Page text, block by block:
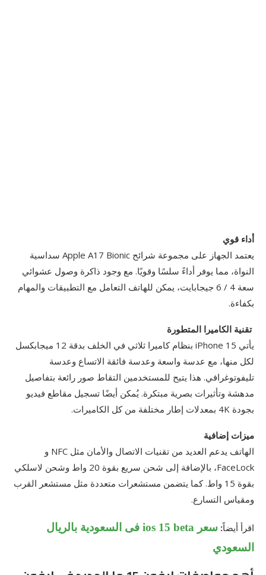
أداء قوي
يعتمد الجهاز على مجموعة شرائح Apple A17 Bionic سداسية
النواة، مما يوفر أداءً سلسًا وقويًا. مع وجود ذاكرة وصول عشوائي
سعة 4 / 6 جيجابايت، يمكن للهاتف التعامل مع التطبيقات والمهام
بكفاءة.
تقنية الكاميرا المتطورة
يأتي iPhone 15 بنظام كاميرا ثلاثي في الخلف بدقة 12 ميجابكسل
لكل منها، مع عدسة واسعة وعدسة فائقة الاتساع وعدسة
تليفوتوغرافي. هذا يتيح للمستخدمين التقاط صور رائعة بتفاصيل
مدهشة وتأثيرات بصرية مبتكرة. يُمكن أيضًا تسجيل مقاطع فيديو
بجودة 4K بمعدلات إطار مختلفة من كل الكاميرات.
ميزات إضافية
الهاتف يدعم العديد من تقنيات الاتصال والأمان مثل NFC و
FaceLock، بالإضافة إلى شحن سريع بقوة 20 واط وشحن لاسلكي
بقوة 15 واط. كما يتضمن مستشعرات متعددة مثل مستشعر القرب
ومقياس التسارع.
اقرأ أيضاً:
سعر ios 15 beta فى السعودية بالريال
السعودي